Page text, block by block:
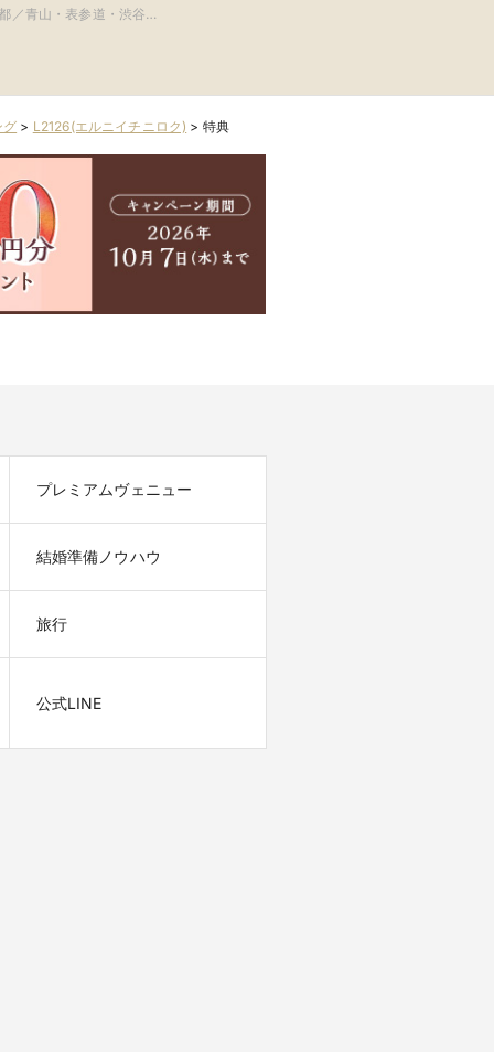
TOKYO）
／青山・表参道・渋谷・
グ > L2126(エルニイチニロク) > 特典
プレミアムヴェニュー
結婚準備ノウハウ
旅行
公式LINE